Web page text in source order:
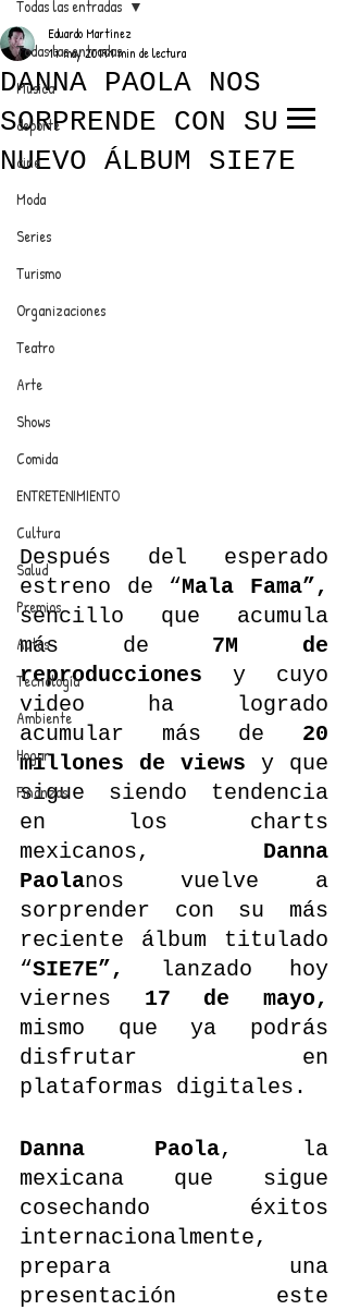
ANUNCIATE CON NOSOTROS
PARA MÁS INFORMACIÓN:
dinamicaseltrendytop@gmail.com
EL TRENDY TOP
CON EDDY MARTINEZ
Todas las entradas
Música
deporte
cine
Moda
Series
Turismo
Organizaciones
Teatro
Arte
Shows
Comida
ENTRETENIMIENTO
Cultura
Salud
Premios
Autos
Tecnología
Ambiente
Hogar
Finanzas
Todas las entradas
DANNA PAOLA NOS
SORPRENDE CON SU
NUEVO ÁLBUM SIE7E
Eduardo Martínez
17 may 20191 min de lectura
Después del esperado
estreno de “Mala Fama”,
sencillo que acumula
más de 7M de
reproducciones y cuyo
video ha logrado
acumular más de 20
millones de views y que
sigue siendo tendencia
en los charts
mexicanos, Danna
Paolanos vuelve a
sorprender con su más
reciente álbum titulado
“SIE7E”,
lanzado hoy
viernes 17 de mayo,
mismo que ya podrás
disfrutar en
plataformas digitales.
Danna Paola, la
mexicana que sigue
cosechando éxitos
internacionalmente,
prepara una
presentación este